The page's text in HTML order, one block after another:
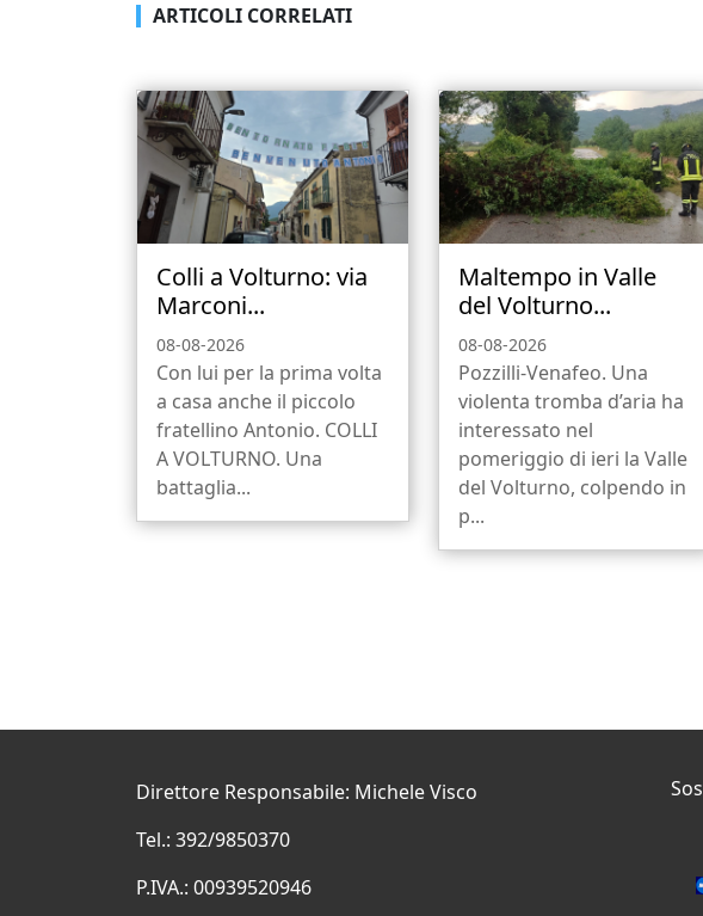
ARTICOLI CORRELATI
Colli a Volturno: via
Marconi...
08-08-2026
Con lui per la prima volta
a casa anche il piccolo
fratellino Antonio. COLLI
A VOLTURNO. Una
battaglia...
Maltempo in Valle
del Volturno...
08-08-2026
Pozzilli-Venafeo. Una
violenta tromba d’aria ha
interessato nel
pomeriggio di ieri la Valle
del Volturno, colpendo in
p...
Direttore Responsabile: Michele Visco
Tel.: 392/9850370
P.IVA.: 00939520946